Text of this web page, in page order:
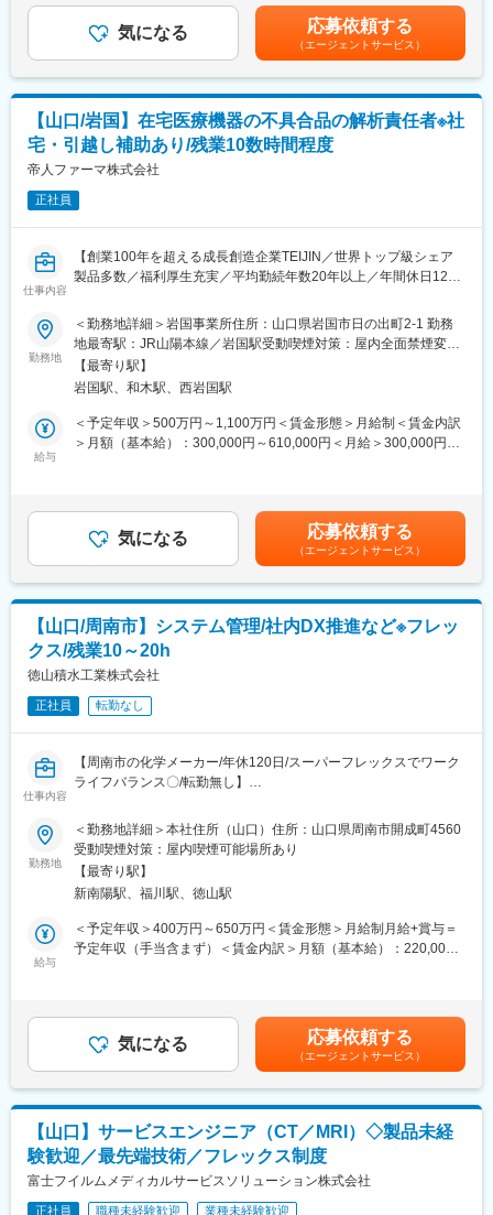
創業60年を超える老舗企業であり、積水化学工業の母体を持つ、
強固な事業基盤が強みです。
◇成長性
住インフラ業界を中心として多数の業界から引き合いをいただい
ております。
変更の範囲：会社の定める業務
・計装、電気設備の保全業務（点検・修理など）
※イメージ…デスクワーク:現場＝4:6、現場での作業もあります。
※常駐業者含め社内外の人と関わることが多い仕事です。
教育担当者によるOJTを受けていただき、まずは知見を深めてい
ただきます。
徐々に幅広い業務をお任せして、ご活躍いただければと思いま
す。
■組織構成
10名（課長：50代前半、課員：50代1名、40代2名、30代4名、
20代1名、再雇用1名）
若手～ベテラン社員まで幅広く活躍中！電気担当者は内3名！
国内工場は山口県内のみのため、出張はほとんどございません。
■働き方
年間休日120日、残業10-20h/月とライフワークバランスを取りや
すい環境です。フレックスを導入しているため、月内の繁忙にあ
わせて勤務時間を調整することができます。
の影響で、5月GWに休日出勤をしていただく可能性があります。
◇成長性
住宅業界、自動車業界を中心として多数の業界から引き合いをい
ただいております。
◇働き方
年間休日120日、フレックスや時間年休制度等、ワークライフバ
ランスを整えながら働くことが可能です。また、業務との兼ね合
いによりますが、月5日まで好きなタイミングで在宅勤務が可能で
す。退職者は年間1～2名程度で高い定着率を誇っております。
卒 モデル年収…20代後半（家族1名）500万円～賃金はあくまで
も目安の金額であり、選考を通じて上下する可能性があります。
月給(月額)は固定手当を含めた表記です。
気になる 応募依頼する
（エージェントサービス）
【山口/岩国】在宅医療機器の不具合品の解析責任者※社
宅・引越し補助あり/残業10数時間程度
帝人ファーマ株式会社
正社員
仕事内容
【創業100年を超える成長創造企業TEIJIN／世界トップ級シェア
製品多数／福利厚生充実／平均勤続年数20年以上／年間休日120
■業務内容：
●市場で発生した医療機器の品質不良/故障の根本原因調査、トレ
ンド分析による設計・製造・サプライヤ等への改良提言
・市場不良・顧客クレームの初期評価
受領情報の整備、重大度分類（重大不具合・安全性影響の有
無）、使用条件の確認
設計変更、工程変更、サプライヤ是正等の立案
●国内外の製造業者の製品品質の監査による確認
ISO 13485 QMSに基づく手順・記録・変更管理、製造工程の監査
■組織について
医療保証業務は東京本社と岩国事業所に組織がございます。今回
募集している岩国事業所では機器の解析をメインで対応を行って
います。
岩国事業所は25名程度の組織となっており、酸素濃縮器をメイン
で取り扱うチームと導入品（CPAP、診断機など）を取り扱うチー
ムに分かれています。
ご経験に応じて、どちらのチームに配属となるか検討させていた
だきます。
・酸素濃縮装置（ハイサンソシリーズ）
室内の空気から酸素を作り、自宅での酸素吸入を支える機器
・CPAP装置（スリープメイトシリーズ）
睡眠時無呼吸症候群の治療に使う呼吸補助機器
【企業の特徴】
様々な分野へ挑戦し、自らを変化させ続けてきました。
・今後は「素材を提供する企業」から「ソリューションを生み出
す企業」へ変革し、「マテリアル」「ヘルスケア」「IT」それぞ
れの分野を融合・連携させることで新しいソリューションを創造
していきます。
■働きやすい環境
帝人グループでは「個人と職場のいきいき診断」を実施してお
り、診断結果に応じて職場の改善活動を実施し、風通しの良い働
きやすい職場づくりを推進しています。
勤務地
＜勤務地詳細＞岩国事業所住所：山口県岩国市日の出町2-1 勤務
地最寄駅：JR山陽本線／岩国駅受動喫煙対策：屋内全面禁煙変更
の範囲：会社の定める事業所
【最寄り駅】
岩国駅、和木駅、西岩国駅
給与
＜予定年収＞500万円～1,100万円＜賃金形態＞月給制＜賃金内訳
＞月額（基本給）：300,000円～610,000円＜月給＞300,000円～
性があります。月給(月額)は固定手当を含めた表記です。
気になる 応募依頼する
（エージェントサービス）
【山口/周南市】システム管理/社内DX推進など※フレッ
クス/残業10～20h
徳山積水工業株式会社
正社員 転勤なし
仕事内容
【周南市の化学メーカー/年休120日/スーパーフレックスでワーク
ライフバランス〇/転勤無し】
■業務内容
自社プラント内の”システム管理”や”DX推進”を中心にお任せいた
します。
社内DX化に向け、新たなポジションでの募集です。
■採用背景
当社では生産現場の紙資料からiPadへ移行など直近電子化が進ん
部業者とのやりとりなどをお任せいたします。
また、システム以外の業務にも幅広く携わっていただきます。
どのPC周りの業務
・自社プラントのDX化推進（業者対応含む）
・社内ヘルプデスク（社内教育・サポート含む）
・社員からのPC基本操作の問い合わせや社員向けデジタル勉強会
の実施
勤務地
＜勤務地詳細＞本社住所（山口）住所：山口県周南市開成町4560
受動喫煙対策：屋内喫煙可能場所あり
【最寄り駅】
新南陽駅、福川駅、徳山駅
給与
＜予定年収＞400万円～650万円＜賃金形態＞月給制月給+賞与＝
予定年収（手当含まず）＜賃金内訳＞月額（基本給）：220,000
当1名）35歳中級社員 ＝ ～約660万円（家族手当2名）■年収構
成：月給12ヶ月、賞与5.5ヶ月、大卒賃金はあくまでも目安の金額
であり、選考を通じて上下する可能性があります。月給(月額)は固
定手当を含めた表記です。
気になる 応募依頼する
（エージェントサービス）
【山口】サービスエンジニア（CT／MRI）◇製品未経
験歓迎／最先端技術／フレックス制度
富士フイルムメディカルサービスソリューション株式会社
正社員 職種未経験歓迎 業種未経験歓迎